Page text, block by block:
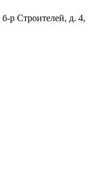
р Строителей, д. 4,